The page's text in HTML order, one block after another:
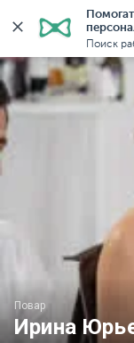
Поиск
Главная
Ирина
Повар